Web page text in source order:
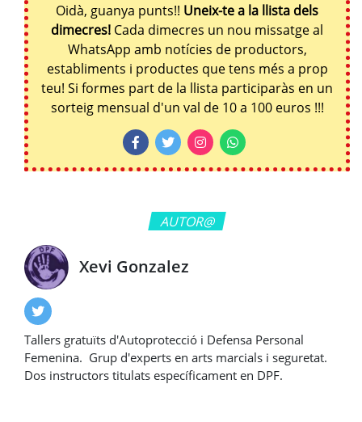
Oidà, guanya punts!! Uneix-te a la llista dels
dimecres! Cada dimecres un nou missatge al
WhatsApp amb notícies de productors,
establiments i productes que tens més a prop
teu! Si formes part de la llista participaràs en un
sorteig mensual d'un val de 10 a 100 euros !!!
AUTOR@
Xevi Gonzalez
Tallers gratuïts d'Autoprotecció i Defensa Personal
Femenina. Grup d'experts en arts marcials i seguretat.
Dos instructors titulats específicament en DPF.